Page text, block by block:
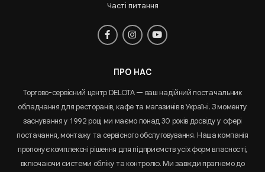
Часті питання
ПРО НАС
Торгово-сервісний центр DELOTA — ваш надійний постачальник
обладнання для ресторанів, кафе та магазинів в Україні. З моменту
заснування у 1992 році ми маємо понад 30 років досвіду у сфері
постачання, монтажу та сервісного обслуговування. Наша компанія
пропонує комплексні рішення для підприємств усіх форм власності,
включаючи системи обліку та контролю. Ми завжди прагнемо до